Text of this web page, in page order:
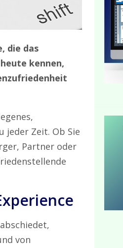
die das
kennen,
jeder Zeit. Ob Sie
Partner oder
von